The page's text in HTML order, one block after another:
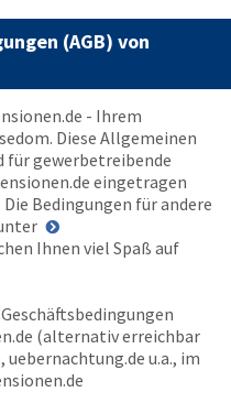
(AGB) von
- Ihrem
Diese Allgemeinen
für gewerbetreibende
eingetragen
Bedingungen für andere
Ihnen viel Spaß auf
(alternativ erreichbar
uebernachtung.de u.a., im